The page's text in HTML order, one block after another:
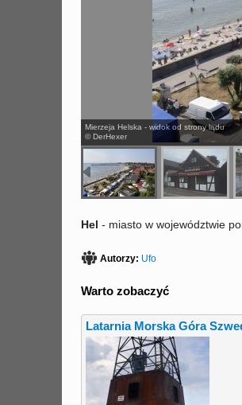
Mierzeja Helska - widok od strony lądu
© DerHexer
Hel - miasto w województwie
Autorzy: Ufo
Warto zobaczyć
Latarnia Morska Góra